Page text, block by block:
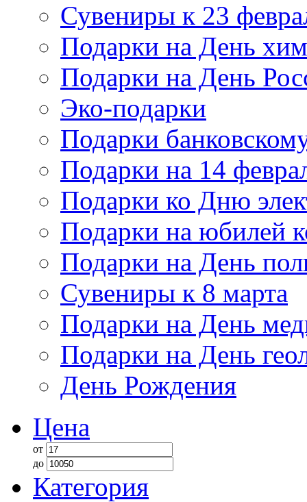
Сувениры к 23
Подарки на День
Подарки на День
Эко-подарки
Подарки
Подарки на 14
Подарки ко Дню
Подарки на юбилей
Подарки на День
Сувениры к 8 марта
Подарки на День
Подарки на День
День Рождения
Цена
от
до
Категория